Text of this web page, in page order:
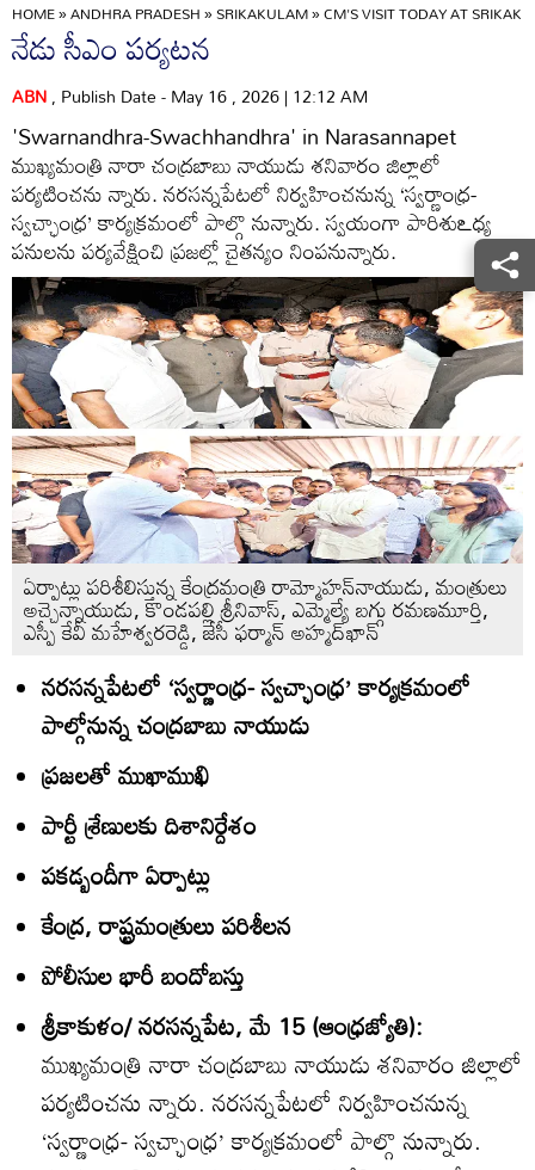
HOME»ANDHRA PRADESH»SRIKAKULAM»CM'S VISIT TODAY AT
నేడు సీఎం పర్యటన
ABN, Publish Date - May 16 , 2026 | 12:12 AM
'Swarnandhra-Swachhandhra' in Narasannapet
ముఖ్యమంత్రి నారా చంద్రబాబు నాయుడు శనివారం జిల్లాలో
పర్యటించను న్నారు. నరసన్నపేటలో నిర్వహించనున్న ‘స్వర్ణాంధ్ర-
స్వచ్ఛాంధ్ర’ కార్యక్రమంలో పాల్గొ నున్నారు. స్వయంగా పారిశుఽధ్య
పనులను పర్యవేక్షించి ప్రజల్లో చైతన్యం నింపనున్నారు.
ఏర్పాట్లు పరిశీలిస్తున్న కేంద్రమంత్రి రామ్మోహన్‌నాయుడు, మంత్రులు
అచ్చెన్నాయుడు, కొండపల్లి శ్రీనివాస్‌, ఎమ్మెల్యే బగ్గు రమణమూర్తి,
ఎస్పీ కేవీ మహేశ్వరరెడ్డి, జేసీ ఫర్మాన్‌ అహ్మద్‌ఖాన్‌
నరసన్నపేటలో ‘స్వర్ణాంధ్ర- స్వచ్ఛాంధ్ర’ కార్యక్రమంలో
పాల్గోనున్న చంద్రబాబు నాయుడు
ప్రజలతో ముఖాముఖి
పార్టీ శ్రేణులకు దిశానిర్దేశం
పకడ్బందీగా ఏర్పాట్లు
కేంద్ర, రాష్ట్రమంత్రులు పరిశీలన
పోలీసుల భారీ బందోబస్తు
శ్రీకాకుళం/ నరసన్నపేట, మే 15 (ఆంధ్రజ్యోతి):
ముఖ్యమంత్రి నారా చంద్రబాబు నాయుడు శనివారం జిల్లాలో
పర్యటించను న్నారు. నరసన్నపేటలో నిర్వహించనున్న
‘స్వర్ణాంధ్ర- స్వచ్ఛాంధ్ర’ కార్యక్రమంలో పాల్గొ నున్నారు.